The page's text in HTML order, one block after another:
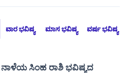
ವಾರ ಭವಿಷ್ಯ ಮಾಸ ಭವಿಷ್ಯ ವರ್ಷ ಭವಿಷ್ಯ
ನಾಳೆಯ ಸಿಂಹ ರಾಶಿ ಭವಿಷ್ಯದ